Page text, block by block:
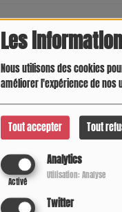
Les
Nous utilisons des cookies
améliorer l'expérience de nos
Tout accepter Tout
Analytics
Activé
Utilisation: Analyse
Twitter